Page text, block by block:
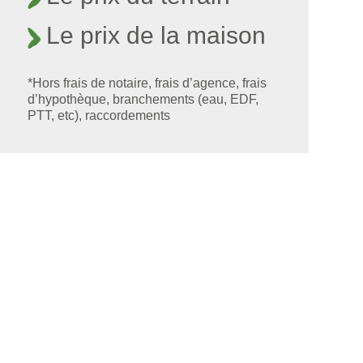
Le prix de la maison
*Hors frais de notaire, frais d’agence, frais
d’hypothèque, branchements (eau, EDF,
PTT, etc), raccordements